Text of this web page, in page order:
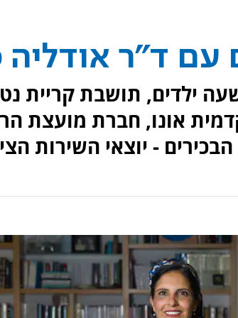
עם ד"ר אודליה
ילדים, תושבת קריית
אונו, חברת מועצת
- יוצאי השירות